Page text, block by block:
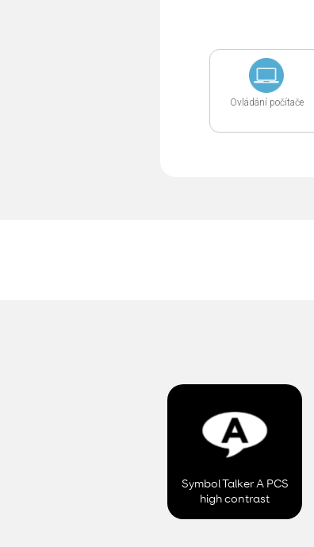
Ovládání počítače
Symbol Talker A PCS
high contrast